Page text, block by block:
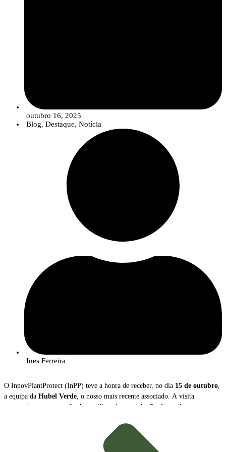
outubro 16, 2025
Blog, Destaque, Notícia
Ines Ferreira
O InnovPlantProtect (InPP) teve a honra de receber, no dia 15 de outubro,
a equipa da Hubel Verde, o nosso mais recente associado. A visita
proporcionou uma sessão de partilha sobre as
soluções inovadoras
, Diretor Executivo da Hubel Verde, e